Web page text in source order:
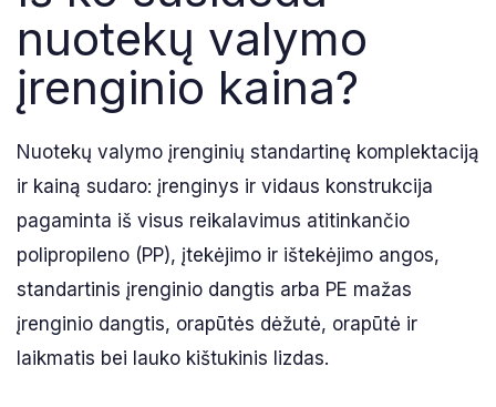
nuotekų valymo
įrenginio kaina?
Nuotekų valymo įrenginių standartinę komplektaciją
ir kainą sudaro: įrenginys ir vidaus konstrukcija
pagaminta iš visus reikalavimus atitinkančio
polipropileno (PP), įtekėjimo ir ištekėjimo angos,
standartinis įrenginio dangtis arba PE mažas
įrenginio dangtis, orapūtės dėžutė, orapūtė ir
laikmatis bei lauko kištukinis lizdas.